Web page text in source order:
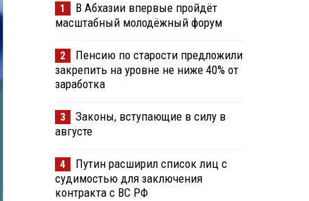
1
В Абхазии впервые пройдёт
масштабный молодёжный форум
2
Пенсию по старости предложили
закрепить на уровне не ниже 40% от
заработка
3
Законы, вступающие в силу в
августе
4
Путин расширил список лиц с
судимостью для заключения
контракта с ВС РФ